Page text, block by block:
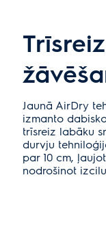
Jaunā AirDry
izmanto
trīsreiz labāku
durvju
par 10 cm,
nodrošinot